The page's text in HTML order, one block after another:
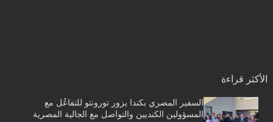
الأكثر قراءة
السفير المصري بكندا يزور تورونتو للتفاعُل مع
المسؤولين الكنديين والتواصل مع الجالية المصرية